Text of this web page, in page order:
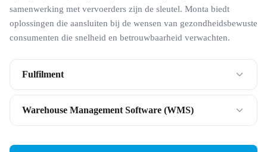
samenwerking met vervoerders zijn de sleutel. Monta biedt
oplossingen die aansluiten bij de wensen van gezondheidsbewuste
consumenten die snelheid en betrouwbaarheid verwachten.
Fulfilment
Warehouse Management Software (WMS)